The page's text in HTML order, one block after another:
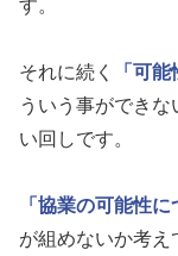
す。
それに続く 「可
ういう事ができ
い回しです。
「協業の可能性
が組めないか考え